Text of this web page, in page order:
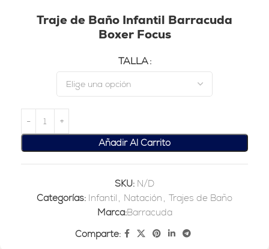
Traje de Baño Infantil Barracuda
Boxer Focus
TALLA
Añadir Al Carrito
SKU: N/D
Categorías: Infantil , Natación , Trajes de Baño
Marca:Barracuda
Comparte: